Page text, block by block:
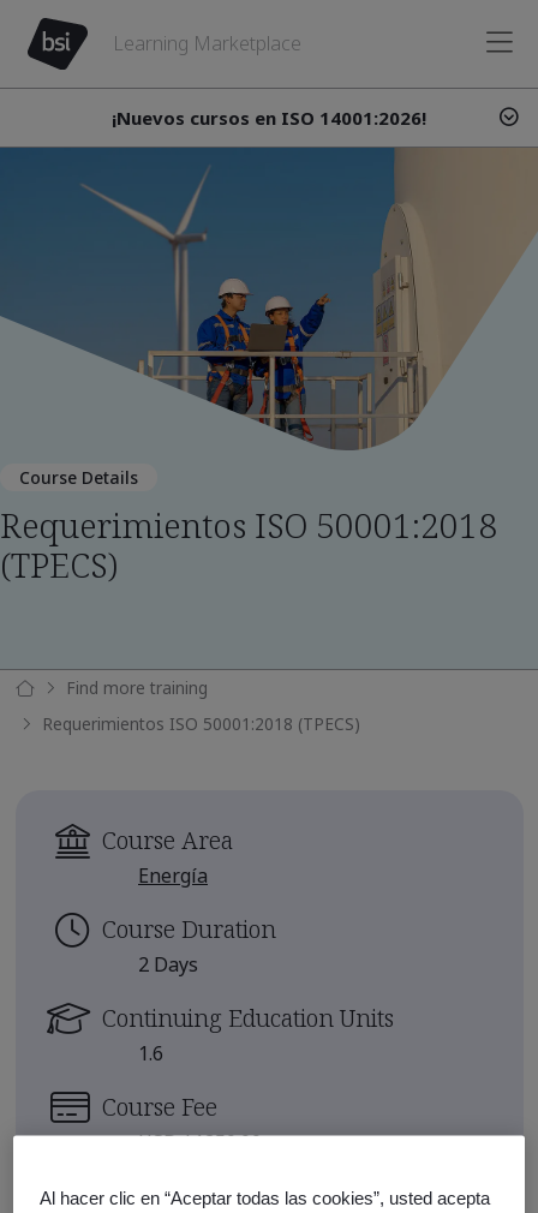
Learning Marketplace
¡Nuevos cursos en ISO 14001:2026!
Course Details
Requerimientos ISO 50001:2018
(TPECS)
Find more training
Requerimientos ISO 50001:2018 (TPECS)
Course Area
Energía
Course Duration
2 Days
Continuing Education Units
1.6
Course Fee
USD $1250.00
Early Bird Price*
Al hacer clic en “Aceptar todas las cookies”, usted acepta